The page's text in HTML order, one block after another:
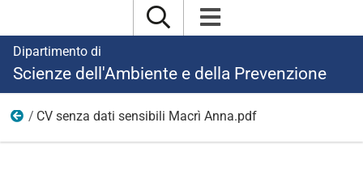
Dipartimento di
Scienze dell'Ambiente e della Prevenzione
Ricerca
CV senza dati sensibili Macrì Anna.pdf